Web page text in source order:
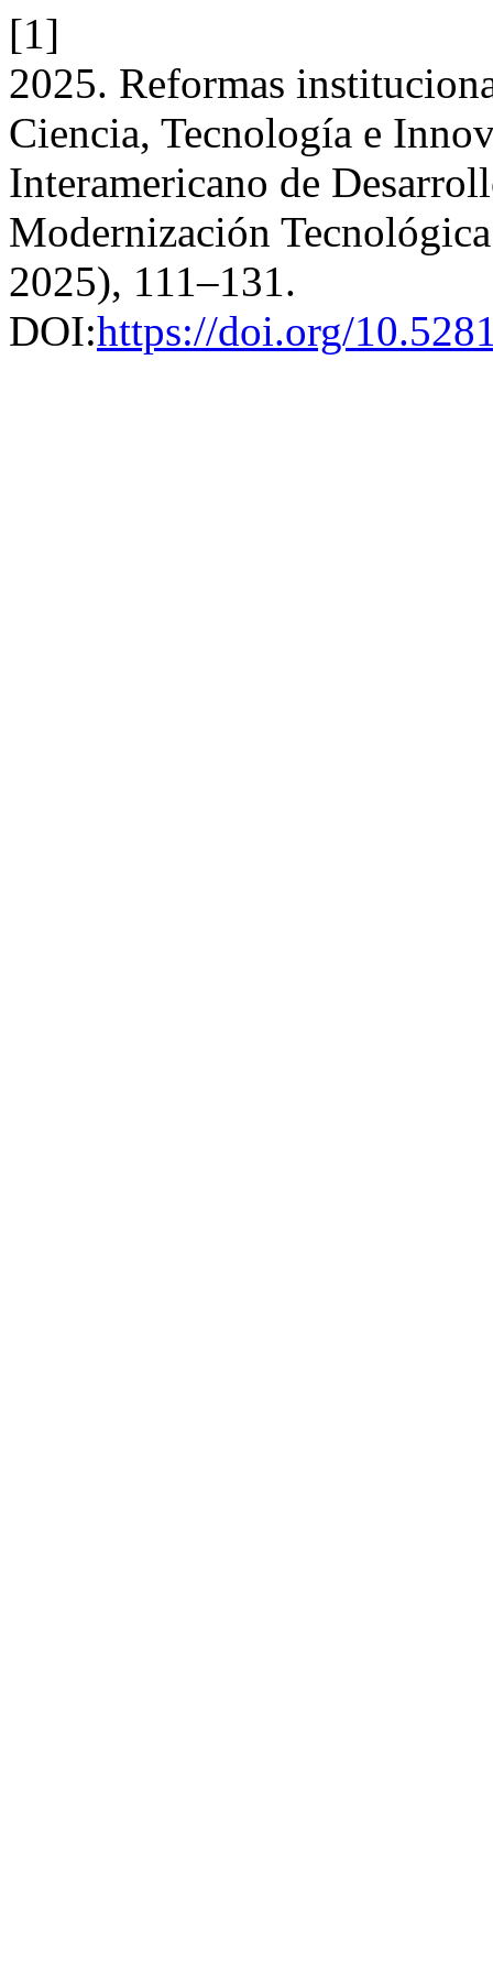
[1]
2025. Reformas
Ciencia, Tecnología e
Interamericano de
Modernización
2025), 111–131.
DOI:https://doi.org/